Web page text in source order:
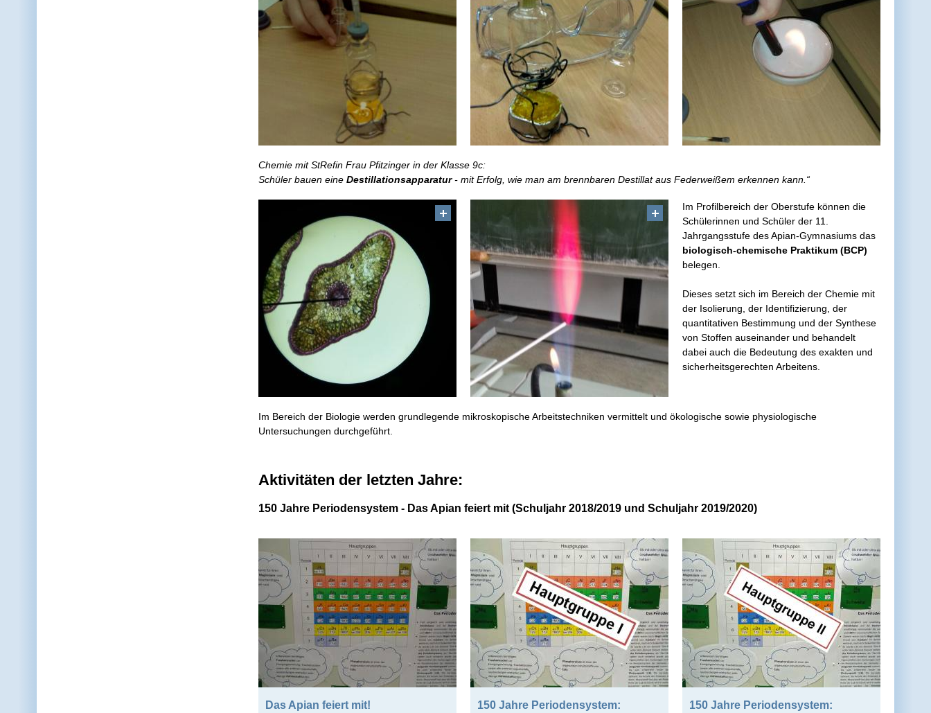
Chemie mit StRefin Frau Pfitzinger in der Klasse 9c:
Schüler bauen eine Destillationsapparatur- mit Erfolg, wie man am brennbaren Destillat aus Federweißem erkennen kann.“
Im Profilbereich der Oberstufe können die
Schülerinnen und Schüler der 11.
Jahrgangsstufe des Apian-Gymnasiums das
biologisch-chemische Praktikum (BCP)
belegen.
Dieses setzt sich im Bereich der Chemie mit
der Isolierung, der Identifizierung, der
quantitativen Bestimmung und der Synthese
von Stoffen auseinander und behandelt
dabei auch die Bedeutung des exakten und
sicherheitsgerechten Arbeitens.
Im Bereich der Biologie werden grundlegende mikroskopische Arbeitstechniken vermittelt und ökologische sowie physiologische
Untersuchungen durchgeführt.
Aktivitäten der letzten Jahre:
150 Jahre Periodensystem - Das Apian feiert mit (Schuljahr 2018/2019 und Schuljahr 2019/2020)
Das Apian feiert mit! 150 Jahre Periodensystem: 150 Jahre Periodensystem: